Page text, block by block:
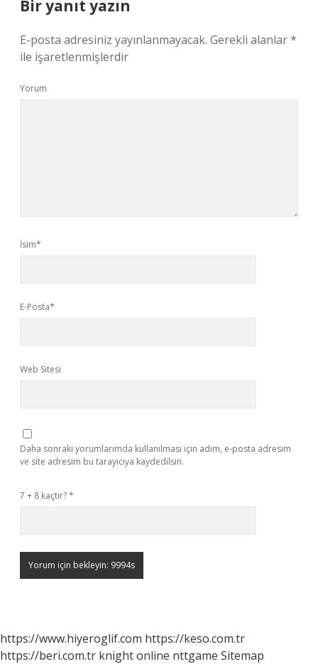
Bir yanıt yazın
E-posta adresiniz yayınlanmayacak. Gerekli alanlar*
ile işaretlenmişlerdir
Yorum
İsim*
E-Posta*
Web Sitesi
Daha sonraki yorumlarımda kullanılması için adım, e-posta adresim
ve site adresim bu tarayıcıya kaydedilsin.
7 + 8 kaçtır?*
https://www.hiyeroglif.com https://keso.com.tr
https://beri.com.tr knight online nttgame Sitemap